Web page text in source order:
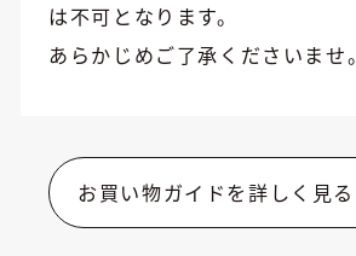
は不可となります。
あらかじめご了承くださいませ。
お買い物ガイドを詳しく見る